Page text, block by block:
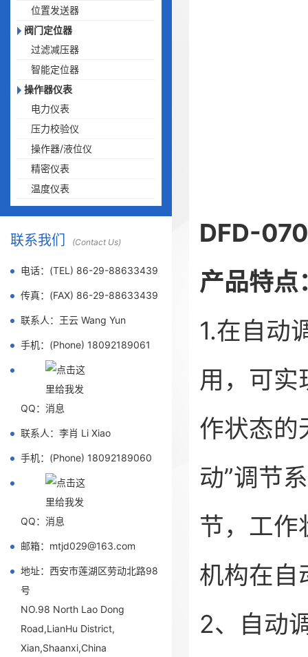
位置发送器
阀门定位器
过滤减压器
智能定位器
操作器仪表
电力仪表
压力校验仪
操作器/液位仪
精密仪表
温度仪表
联系我们 (Contact Us)
电话：(TEL) 86-29-88633439
传真：(FAX) 86-29-88633439
联系人：王云 Wang Yun
手机：(Phone) 18092189061
QQ：
联系人：李肖 Li Xiao
手机：(Phone) 18092189060
QQ：
邮箱：mtjd029@163.com
地址：西安市莲湖区劳动北路98
号
NO.98 North Lao Dong
Road,LianHu District,
Xian,Shaanxi,China
DFD-
产品特点
1.在自动
用，可实
作状态的
动”调节
节，工作
机构在自
2、自动